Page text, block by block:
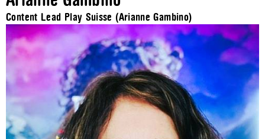
Content Lead Play Suisse (Arianne Gambino)